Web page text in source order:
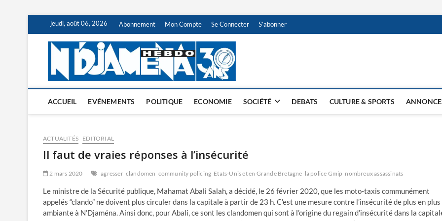
content
jeudi, août 06, 2026 Abonnement Mon Compte Se Connecter S’abonner
NDJAMENA HEBDO
ACCUEIL EVÉNEMENTS POLITIQUE ECONOMIE SOCIÉTÉ DEBATS CULTURE & SPORTS
ACTUALITÉS EDITORIAL
Il faut de vraies réponses à l’insécurité
2 mars 2020 agresser clandomen community policing Etats-Unis et en Grande Bretagne la police Gmip nombreux assassinats
Le ministre de la Sécurité publique, Mahamat Abali Salah, a décidé, le 26 février 2020, que les moto-taxis communément
appelés “clando” ne doivent plus circuler dans la capitale à partir de 23 h. C’est une mesure contre l’insécurité de plus en plus
ambiante à N’Djaména. Ainsi donc, pour Abali, ce sont les clandomen qui sont à l’origine du regain d’insécurité dans la